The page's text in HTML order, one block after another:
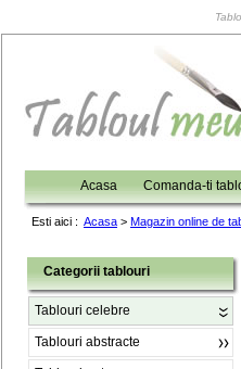
Acasa Comanda-ti
Esti aici : Acasa > Magazin online de
Categorii tablouri
Tablouri celebre
Tablouri abstracte